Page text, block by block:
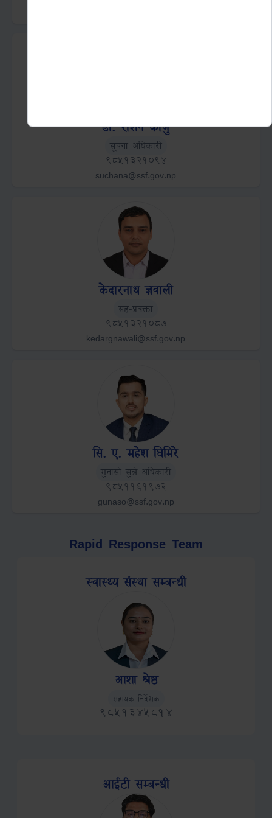
डा. रोशन कोजु
सूचना अधिकारी
9851321094
suchana@ssf.gov.np
केदारनाथ ज्ञवाली
सह-प्रवक्ता
9851321087
kedargnawali@ssf.gov.np
सि. ए. महेश घिमिरे
गुनासो सुन्ने अधिकारी
9851161972
gunaso@ssf.gov.np
Rapid Response Team
स्वास्थ्य संस्था सम्बन्धी
आशा श्रेष्ठ
Roleसहायक निर्देशक
Phone
9851345814
आईटी सम्बन्धी